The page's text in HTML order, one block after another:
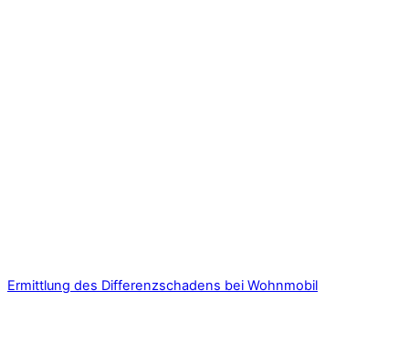
Ermittlung des Differenzschadens bei Wohnmobil